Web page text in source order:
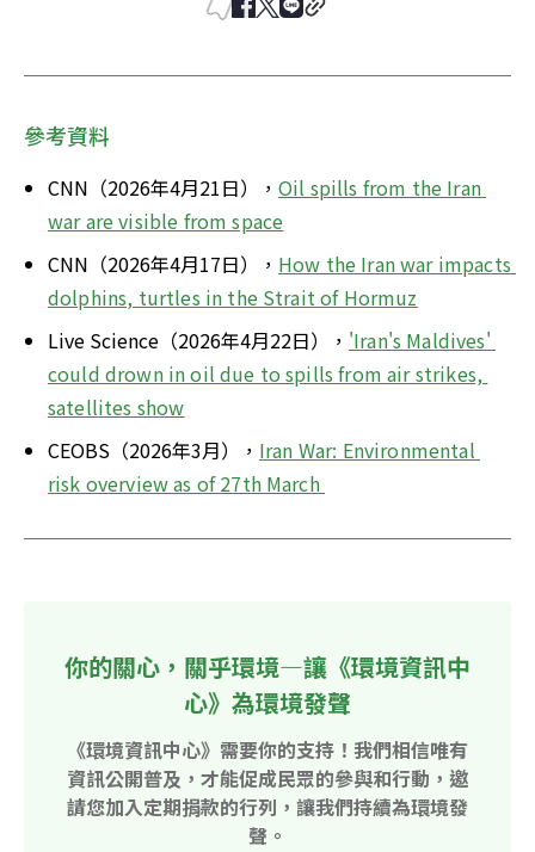
參考資料
CNN（2026年4月21日）， Oil spills from the Iran
war are visible from space
CNN（2026年4月17日）， How the Iran war impacts
dolphins, turtles in the Strait of Hormuz
Live Science（2026年4月22日）， 'Iran's Maldives'
could drown in oil due to spills from air strikes,
satellites show
CEOBS（2026年3月）， Iran War: Environmental
risk overview as of 27th March
你的關心，關乎環境—讓《環境資訊中
心》為環境發聲
《環境資訊中心》需要你的支持！我們相信唯有
資訊公開普及，才能促成民眾的參與和行動，邀
請您加入定期捐款的行列，讓我們持續為環境發
聲。